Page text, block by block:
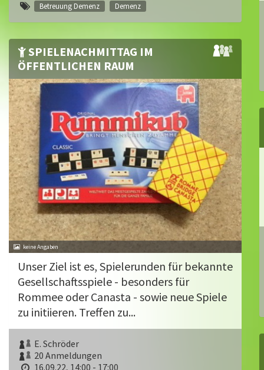
Betreuung Demenz Demenz
SPIELENACHMITTAG IM
ÖFFENTLICHEN RAUM
Unser Ziel ist es, Spielerunden für bekannte
Gesell­schaftsspiele - besonders für
Rommee oder Canasta - sowie neue Spiele
zu initiieren. Treffen zu...
E. Schröder
20 Anmeldungen
16.09.22, 14:00 - 17:00